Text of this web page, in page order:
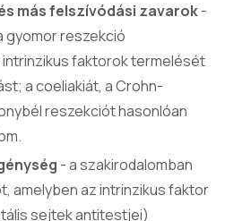
más felszívódási zavarok-
gyomor reszekció
faktorok termelését
a coeliakiát, a Crohn-
reszekciót hasonlóan
- a szakirodalomban
amelyben az intrinzikus faktor
sejtek antitestjei)